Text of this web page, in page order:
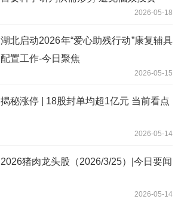
2026-05-18
湖北启动2026年“爱心助残行动”康复辅具
配置工作-今日聚焦
2026-05-15
揭秘涨停 | 18股封单均超1亿元 当前看点
2026-05-14
2026猪肉龙头股（2026/3/25）|今日要闻
2026-05-14